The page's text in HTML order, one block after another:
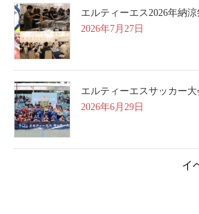
エルティーエス2026年納涼
2026年7月27日
エルティーエスサッカー
2026年6月29日
イ